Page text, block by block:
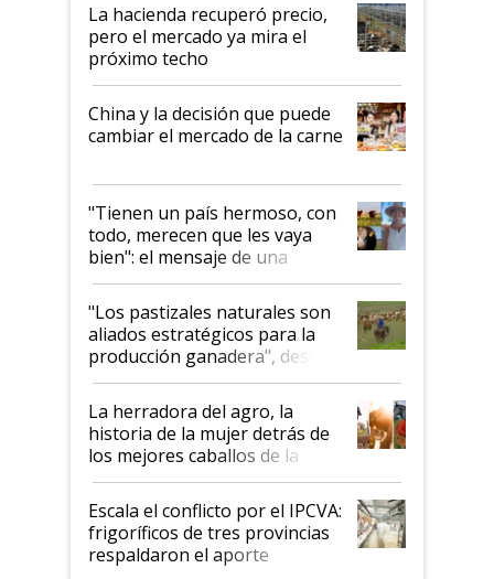
La hacienda recuperó precio,
pero el mercado ya mira el
próximo techo
China y la decisión que puede
cambiar el mercado de la carne
"Tienen un país hermoso, con
todo, merecen que les vaya
bien": el mensaje de una
ganadera uruguaya sobre las
oportunidades que se abren
para el agro en Argentina, con
foco en la carne
"Los pastizales naturales son
aliados estratégicos para la
producción ganadera", destaca
la iniciativa que ya reúne a 46
establecimientos en Argentina
La herradora del agro, la
historia de la mujer detrás de
los mejores caballos de la
Argentina y los mitos que
todavía hacen sufrir a estos
animales: "Mientras me
descalificaban, yo seguí
haciendo currículum"
Escala el conflicto por el IPCVA:
frigoríficos de tres provincias
respaldaron el aporte